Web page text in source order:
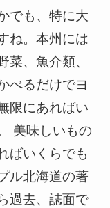
でも、特に大
ね。本州には
菜、魚介類、
べるだけでヨ
限にあればい
美味しいもの
ばいくらでも
ル北海道の著
過去、誌面で